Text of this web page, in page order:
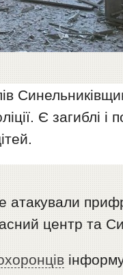
Є загиблі
центр та